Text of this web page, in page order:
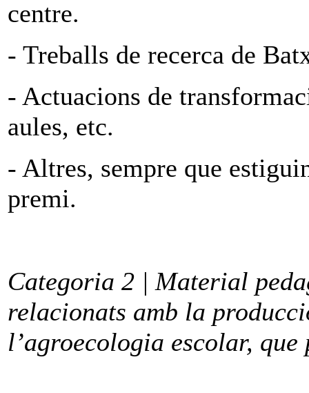
centre.
- Treballs de recerca de
- Actuacions de
aules, etc.
- Altres, sempre que
premi.
Categoria 2 | Material
relacionats amb la
l’agroecologia escolar,